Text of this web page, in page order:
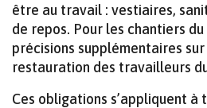
être au travail : vestiaires,
de repos. Pour les chantiers
précisions supplémentaires
restauration des travailleurs
Ces obligations s’appliquent